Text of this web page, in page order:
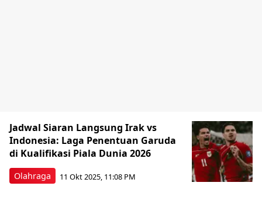
Olahraga
Jadwal Siaran Langsung Irak vs
Indonesia: Laga Penentuan Garuda
di Kualifikasi Piala Dunia 2026
11 Okt 2025, 11:08 PM